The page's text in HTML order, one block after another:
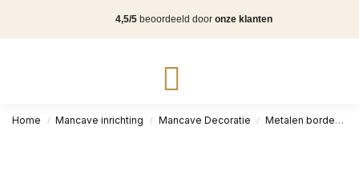
4,5/5beoordeeld door onze klanten
Home / Mancave inrichting / Mancave Decoratie / Metalen borden